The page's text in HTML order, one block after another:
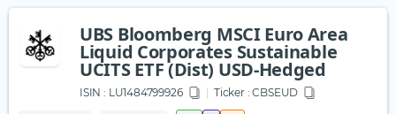
UBS Bloomberg MSCI Euro Area
Liquid Corporates Sustainable
UCITS ETF (Dist) USD-Hedged
ISIN : LU1484799926 Ticker : CBSEUD